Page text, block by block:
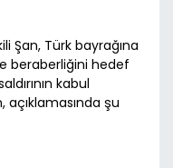
Şan, Türk bayrağına
beraberliğini hedef
kabul
şu